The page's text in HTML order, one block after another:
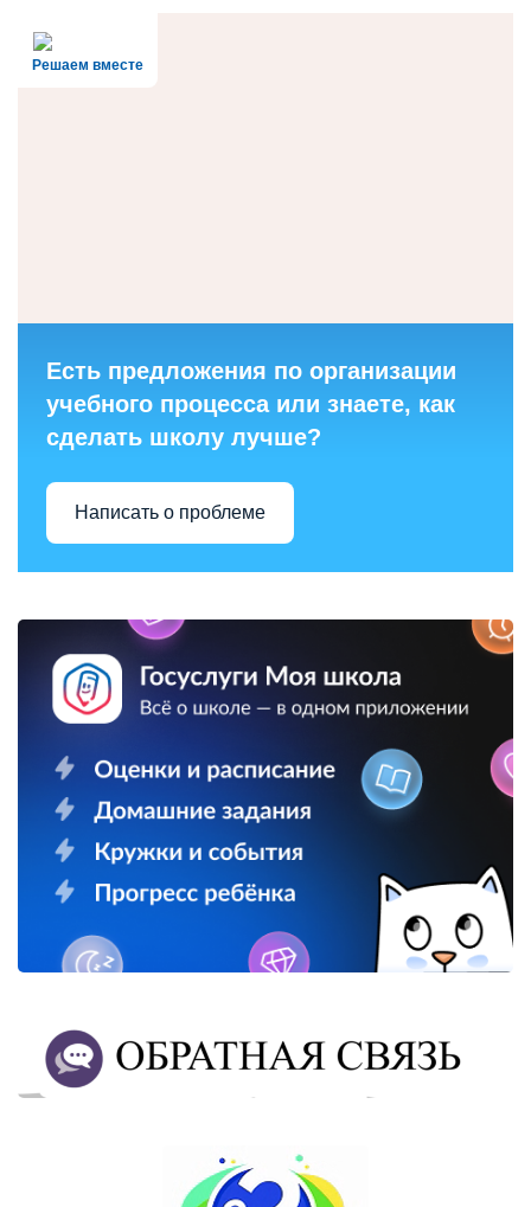
Решаем вместе
Есть предложения по организации
учебного процесса или знаете, как
сделать школу лучше?
Написать о проблеме